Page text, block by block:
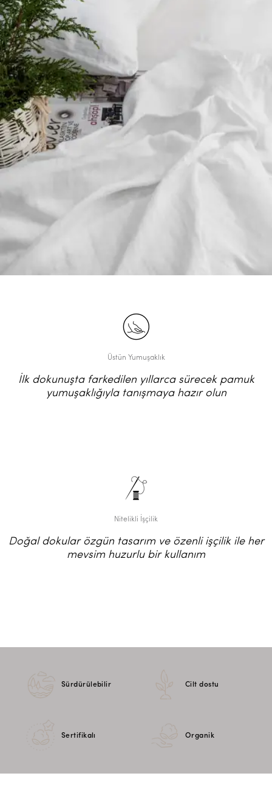
Üstün Yumuşaklık
İlk dokunuşta farkedilen yıllarca sürecek pamuk
yumuşaklığıyla tanışmaya hazır olun
Nitelikli İşçilik
Doğal dokular özgün tasarım ve özenli işçilik ile her
mevsim huzurlu bir kullanım
Sürdürülebilir Cilt dostu
Sertifikalı Organik